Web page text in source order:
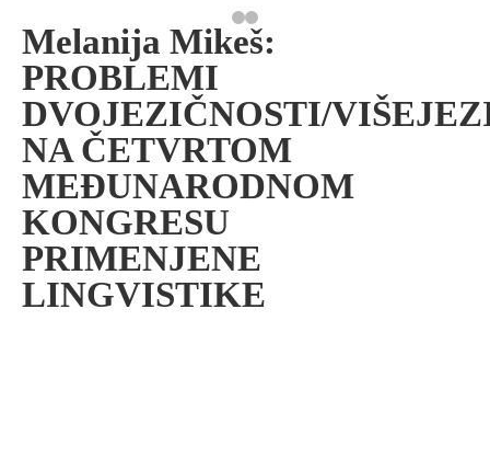
Melanija Mikeš:
PROBLEMI
DVOJEZIČNOSTI/
NA ČETVRTOM
MEĐUNARODNOM
KONGRESU
PRIMENJENE
LINGVISTIKE